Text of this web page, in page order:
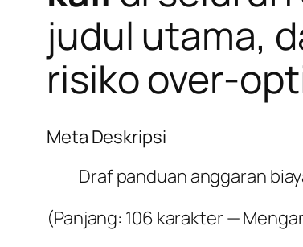
judul utama,
risikoover-
Meta Deskripsi
Draf panduan anggaran
(Panjang: 106 karakter —